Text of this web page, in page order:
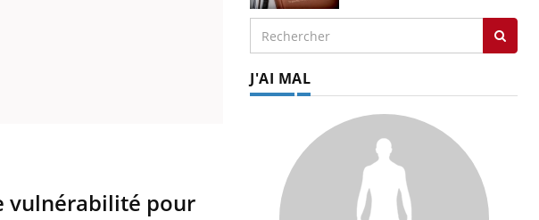
vulnérabilité pour
J'AI MAL